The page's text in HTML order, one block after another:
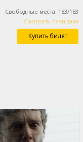
Свободные места: 183/183
Смотреть план зала
Купить билет